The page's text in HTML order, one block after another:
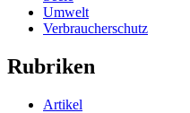
Umwelt
Verbraucherschutz
Rubriken
Artikel